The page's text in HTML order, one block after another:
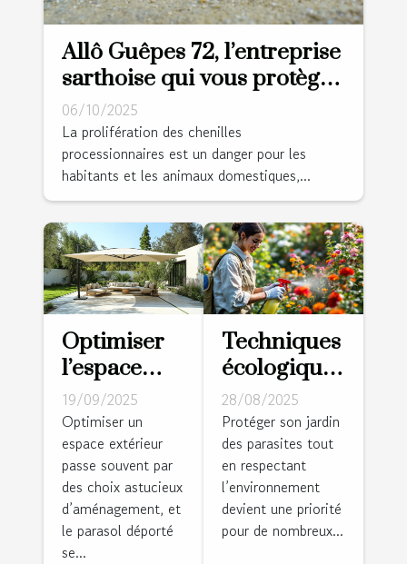
Allô Guêpes 72, l’entreprise
sarthoise qui vous protège
des chenilles
processionnaires !
06/10/2025
La prolifération des chenilles
processionnaires est un danger pour les
habitants et les animaux domestiques,...
Optimiser
l’espace
extérieur
avec un
parasol
déporté:
Stratégies
et conseils
19/09/2025
Optimiser un
espace extérieur
passe souvent par
des choix astucieux
d’aménagement, et
le parasol déporté
se...
Techniques
écologiques
pour lutter
contre les
parasites
du jardin
28/08/2025
Protéger son jardin
des parasites tout
en respectant
l’environnement
devient une priorité
pour de nombreux...